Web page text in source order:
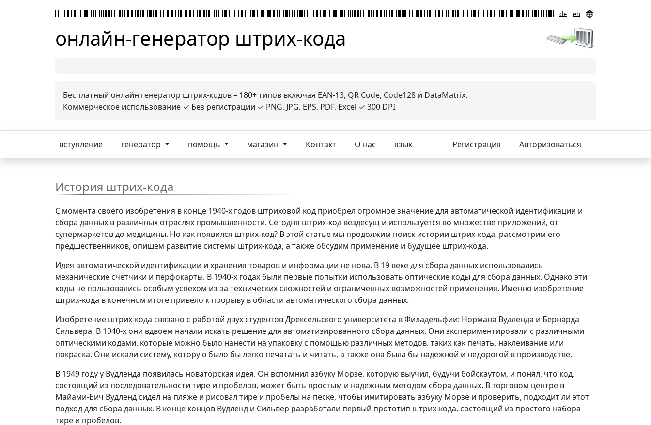
de | en
онлайн-генератор штрих-кода
Бесплатный онлайн генератор штрих-кодов – 180+ типов включая EAN-13, QR Code, Code128 и DataMatrix.
Коммерческое использование ✓ Без регистрации ✓ PNG, JPG, EPS, PDF, Excel ✓ 300 DPI
вступление генератор помощь магазин Контакт О нас язык Регистрация Авторизоваться
История штрих-кода
С момента своего изобретения в конце 1940-х годов штриховой код приобрел огромное значение для автоматической идентификации и
сбора данных в различных отраслях промышленности. Сегодня штрих-код вездесущ и используется во множестве приложений, от
супермаркетов до медицины. Но как появился штрих-код? В этой статье мы продолжим поиск истории штрих-кода, рассмотрим его
предшественников, опишем развитие системы штрих-кода, а также обсудим применение и будущее штрих-кода.
Идея автоматической идентификации и хранения товаров и информации не нова. В 19 веке для сбора данных использовались
механические счетчики и перфокарты. В 1940-х годах были первые попытки использовать оптические коды для сбора данных. Однако эти
коды не пользовались особым успехом из-за технических сложностей и ограниченных возможностей применения. Именно изобретение
штрих-кода в конечном итоге привело к прорыву в области автоматического сбора данных.
Изобретение штрих-кода связано с работой двух студентов Дрексельского университета в Филадельфии: Нормана Вудленда и Бернарда
Сильвера. В 1940-х они вдвоем начали искать решение для автоматизированного сбора данных. Они экспериментировали с различными
оптическими кодами, которые можно было нанести на упаковку с помощью различных методов, таких как печать, наклеивание или
покраска. Они искали систему, которую было бы легко печатать и читать, а также она была бы надежной и недорогой в производстве.
В 1949 году у Вудленда появилась новаторская идея. Он вспомнил азбуку Морзе, которую выучил, будучи бойскаутом, и понял, что код,
состоящий из последовательности тире и пробелов, может быть простым и надежным методом сбора данных. В торговом центре в
Майами-Бич Вудленд сидел на пляже и рисовал тире и пробелы на песке, чтобы имитировать азбуку Морзе и проверить, подходит ли этот
подход для сбора данных. В конце концов Вудленд и Сильвер разработали первый прототип штрих-кода, состоящий из простого набора
тире и пробелов.